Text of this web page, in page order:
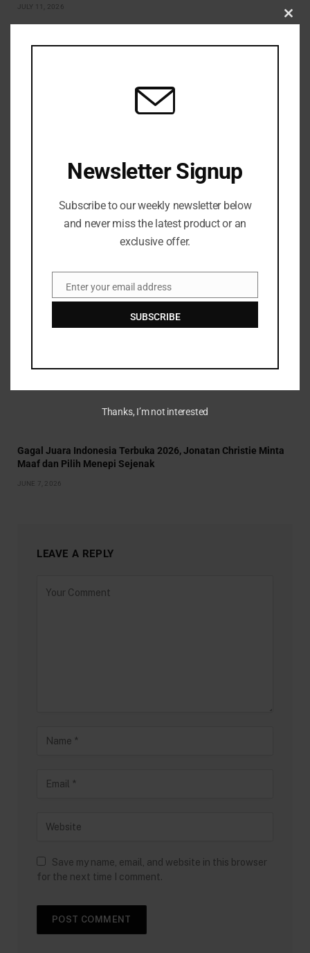
JULY 11, 2026
Pelanggan pengecer tiket StubHub UK mendapatkan
pengembalian uang atas biaya tersembunyi yang ilegal
Gagal Juara Indonesia Terbuka 2026, Jonatan Christie Minta
Maaf dan Pilih Menepi Sejenak
JUNE 7, 2026
LEAVE A REPLY
Save my name, email, and website in this browser
for the next time I comment.
Newsletter Signup
Subscribe to our weekly newsletter below
and never miss the latest product or an
exclusive offer.
EmailEnter your email address
SUBSCRIBE
Thanks, I’m not interested